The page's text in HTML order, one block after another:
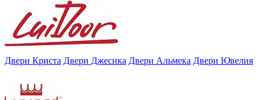
Двери Криста Двери Джесика Двери Альмека Двери Ювелия